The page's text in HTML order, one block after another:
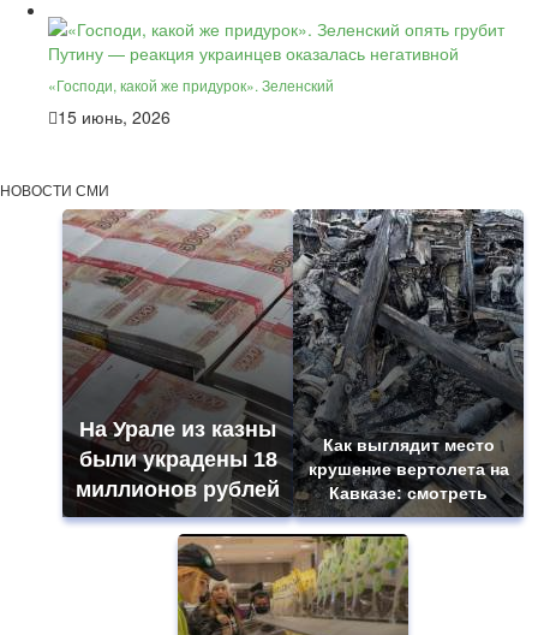
«Господи, какой же придурок». Зеленский
15 июнь, 2026
НОВОСТИ СМИ
На Урале из казны
были украдены 18
миллионов рублей
Как выглядит место
крушение вертолета на
Кавказе: смотреть